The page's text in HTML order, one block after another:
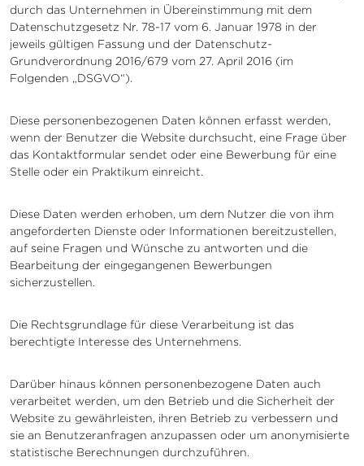
durch das Unternehmen in Übereinstimmung mit dem
Datenschutzgesetz Nr. 78-17 vom 6. Januar 1978 in der
jeweils gültigen Fassung und der Datenschutz-
Grundverordnung 2016/679 vom 27. April 2016 (im
Folgenden „DSGVO“).
Diese personenbezogenen Daten können erfasst werden,
wenn der Benutzer die Website durchsucht, eine Frage über
das Kontaktformular sendet oder eine Bewerbung für eine
Stelle oder ein Praktikum einreicht.
Diese Daten werden erhoben, um dem Nutzer die von ihm
angeforderten Dienste oder Informationen bereitzustellen,
auf seine Fragen und Wünsche zu antworten und die
Bearbeitung der eingegangenen Bewerbungen
sicherzustellen.
Die Rechtsgrundlage für diese Verarbeitung ist das
berechtigte Interesse des Unternehmens.
Darüber hinaus können personenbezogene Daten auch
verarbeitet werden, um den Betrieb und die Sicherheit der
Website zu gewährleisten, ihren Betrieb zu verbessern und
sie an Benutzeranfragen anzupassen oder um anonymisierte
statistische Berechnungen durchzuführen.